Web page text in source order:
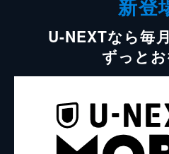
新登
U-NEXTなら毎
ずっとお